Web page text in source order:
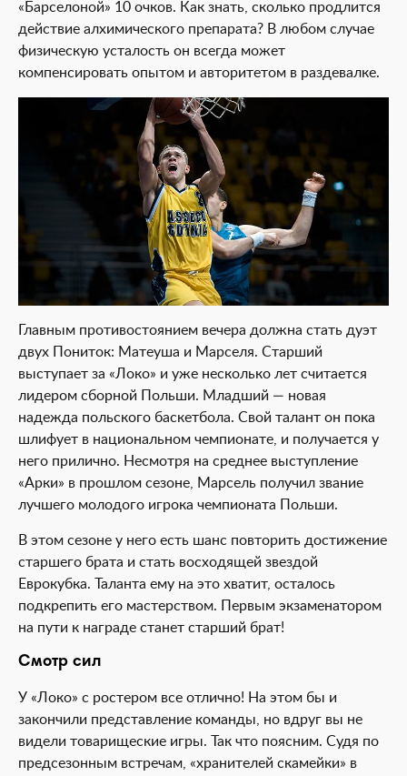
«Барселоной» 10 очков. Как знать, сколько продлится
действие алхимического препарата? В любом случае
физическую усталость он всегда может
компенсировать опытом и авторитетом в раздевалке.
Главным противостоянием вечера должна стать дуэт
двух Пониток: Матеуша и Марселя. Старший
выступает за «Локо» и уже несколько лет считается
лидером сборной Польши. Младший — новая
надежда польского баскетбола. Свой талант он пока
шлифует в национальном чемпионате, и получается у
него прилично. Несмотря на среднее выступление
«Арки» в прошлом сезоне, Марсель получил звание
лучшего молодого игрока чемпионата Польши.
В этом сезоне у него есть шанс повторить достижение
старшего брата и стать восходящей звездой
Еврокубка. Таланта ему на это хватит, осталось
подкрепить его мастерством. Первым экзаменатором
на пути к награде станет старший брат!
Смотр сил
У «Локо» с ростером все отлично! На этом бы и
закончили представление команды, но вдруг вы не
видели товарищеские игры. Так что поясним. Судя по
предсезонным встречам, «хранителей скамейки» в